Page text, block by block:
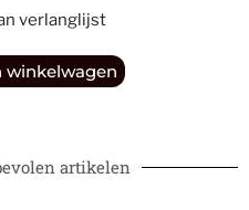
verlanglijst
winkelwagen
artikelen